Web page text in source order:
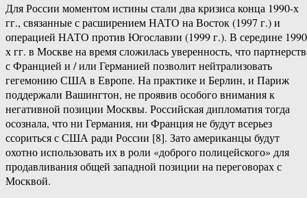
Для России моментом истины стали два кризиса конца 1990-х
гг., связанные с расширением НАТО на Восток (1997 г.) и
операцией НАТО против Югославии (1999 г.). В середине
х гг. в Москве на время сложилась уверенность, что
с Францией и / или Германией позволит нейтрализовать
гегемонию США в Европе. На практике и Берлин, и Париж
поддержали Вашингтон, не проявив особого внимания к
негативной позиции Москвы. Российская дипломатия тогда
осознала, что ни Германия, ни Франция не будут всерьез
ссориться с США ради России [8]. Зато американцы будут
охотно использовать их в роли «доброго полицейского» для
продавливания общей западной позиции на переговорах с
Москвой.